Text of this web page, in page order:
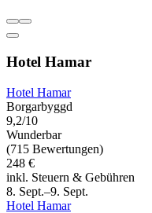
Hotel Hamar
Hotel Hamar
Borgarbyggd
9,2/10
Wunderbar
(715 Bewertungen)
248 €
inkl. Steuern & Gebühren
8. Sept.–9. Sept.
Hotel Hamar